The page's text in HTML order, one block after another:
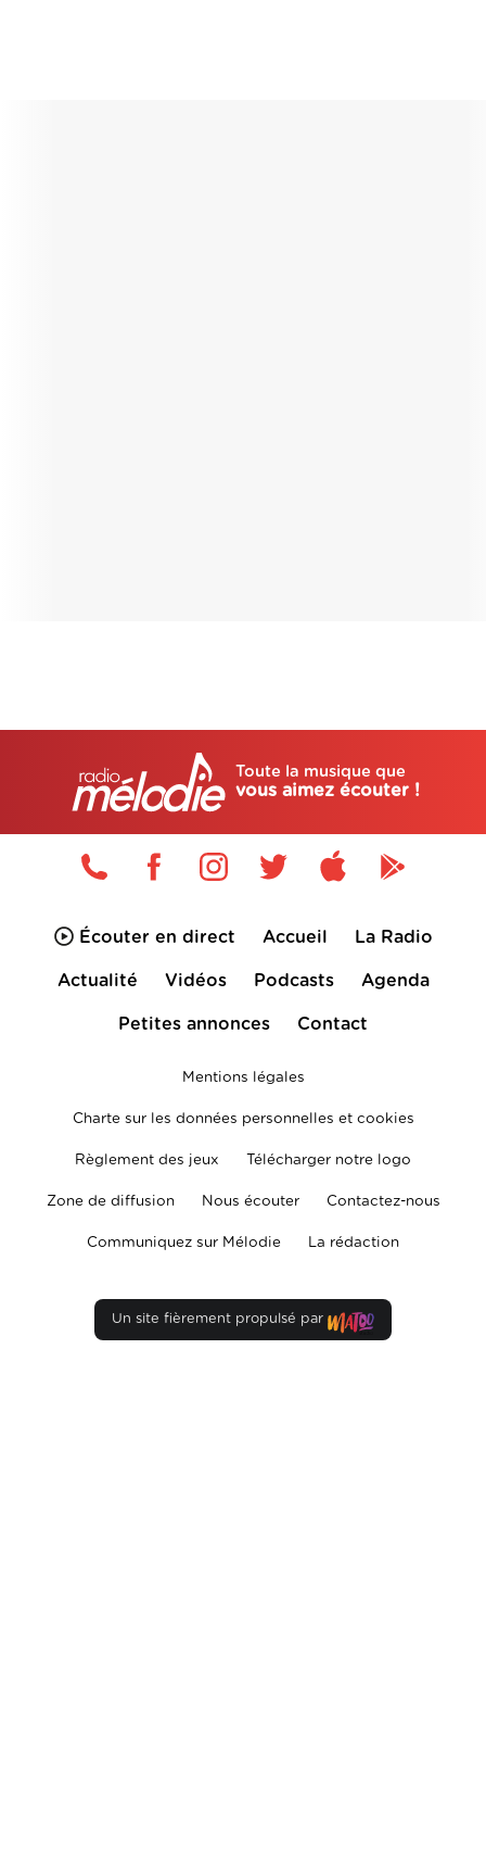
Toute la musique que
vous aimez écouter !
Écouter en direct Accueil La Radio
Actualité Vidéos Podcasts Agenda
Petites annonces Contact
Mentions légales
Charte sur les données personnelles et cookies
Règlement des jeux Télécharger notre logo
Zone de diffusion Nous écouter Contactez-nous
Communiquez sur Mélodie La rédaction
Un site fièrement propulsé par